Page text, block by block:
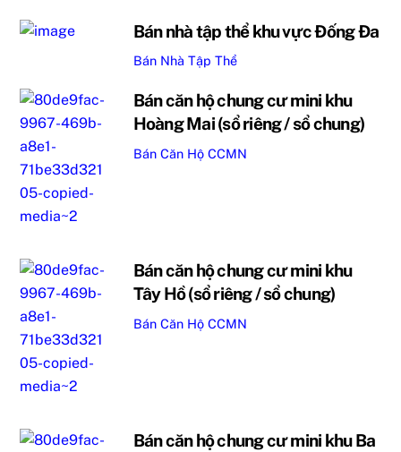
Bán nhà tập thể khu vực Đống Đa
Bán Nhà Tập Thể
Bán căn hộ chung cư mini khu
Hoàng Mai (sổ riêng / sổ chung)
Bán Căn Hộ CCMN
Bán căn hộ chung cư mini khu
Tây Hồ (sổ riêng / sổ chung)
Bán Căn Hộ CCMN
Bán căn hộ chung cư mini khu Ba